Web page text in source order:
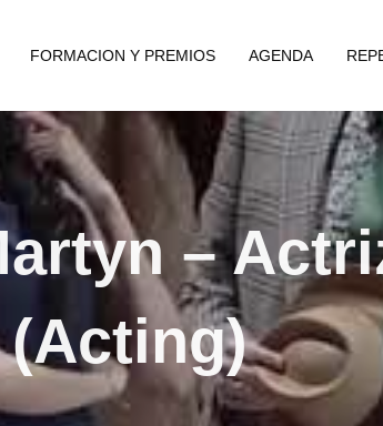
FORMACION Y PREMIOS AGENDA
–
(Acting)